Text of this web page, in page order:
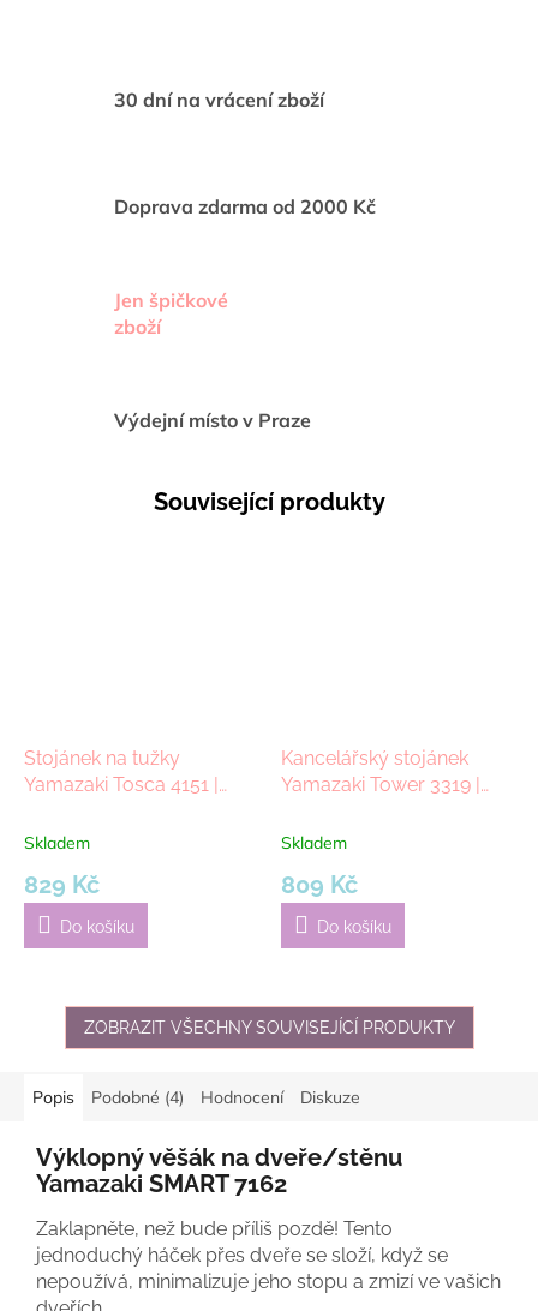
30 dní na vrácení zboží
Doprava zdarma od 2000 Kč
Jen špičkové
zboží
Výdejní místo v Praze
Související produkty
Stojánek na tužky
Yamazaki Tosca 4151 |
Skladem
829 Kč
Do košíku
Kancelářský stojánek
Yamazaki Tower 3319 |
Skladem
809 Kč
Do košíku
ZOBRAZIT VŠECHNY SOUVISEJÍCÍ PRODUKTY
Popis Podobné (4) Hodnocení Diskuze
Výklopný věšák na dveře/stěnu
Yamazaki SMART 7162
Zaklapněte, než bude příliš pozdě! Tento
jednoduchý háček přes dveře se složí, když se
nepoužívá, minimalizuje jeho stopu a zmizí ve vašich